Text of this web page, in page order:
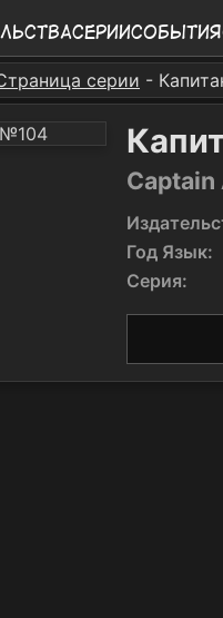
СерииСобытия
серии -
Год Язык:
Серия: